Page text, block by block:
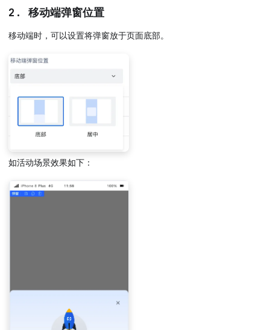
2. 移动端弹窗位置
移动端时，可以设置将弹窗放于页面底部。
如活动场景效果如下：